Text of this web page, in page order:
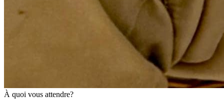
À quoi vous attendre?